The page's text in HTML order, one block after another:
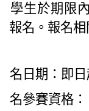
學生於期限
報名。報名相
名日期：即日
名參賽資格：